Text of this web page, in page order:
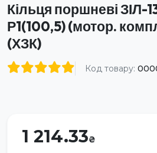
Кільця поршневі ЗІЛ-
Р1(100,5) (мотор.
(ХЗК)
Код товару:
1 214.33